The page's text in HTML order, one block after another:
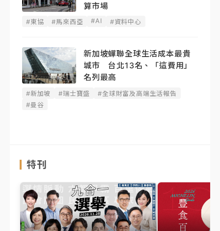
算市場
#東協 #馬來西亞 #AI #資料中心
新加坡蟬聯全球生活成本最貴
城市 台北13名、「這費用」
名列最高
#新加坡 #瑞士寶盛
#全球財富及高端生活報告
#曼谷
特刊